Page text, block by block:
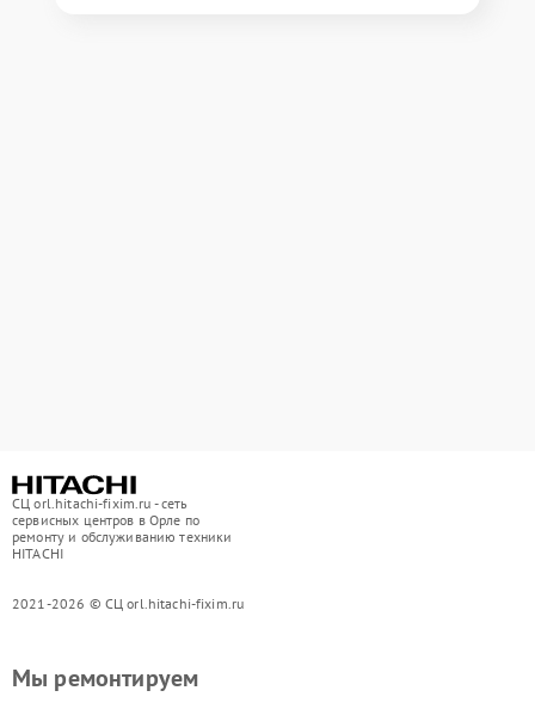
СЦ orl.hitachi-fixim.ru - сеть
сервисных центров в Орле по
ремонту и обслуживанию техники
HITACHI
2021-2026 © СЦ orl.hitachi-fixim.ru
Мы ремонтируем